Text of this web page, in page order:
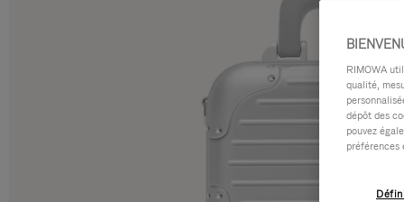
RIMOWA
qualité,
dépôt des
pouvez
préférences